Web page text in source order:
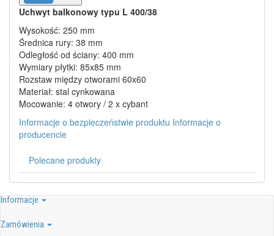
Uchwyt balkonowy typu L 400/38
Wysokość: 250 mm
Średnica rury: 38 mm
Odległość od ściany: 400 mm
Wymiary płytki: 85x85 mm
Rozstaw między otworami 60x60
Materiał: stal cynkowana
Mocowanie: 4 otwory / 2 x cybant
Informacje o bezpieczeństwie produktu Informacje o
producencie
Polecane produkty
Informacje
Zamówienia